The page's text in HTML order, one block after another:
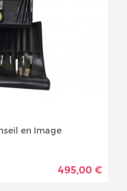
en Image
495,00 €